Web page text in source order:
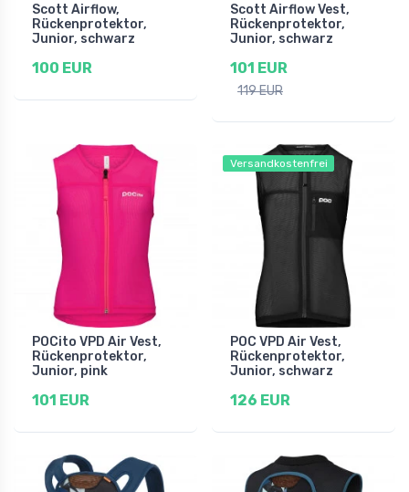
Scott Airflow,
Rückenprotektor,
Junior, schwarz
100 EUR
Scott Airflow Vest,
Rückenprotektor,
Junior, schwarz
101 EUR
119 EUR
POCito VPD Air Vest,
Rückenprotektor,
Junior, pink
101 EUR
Versandkostenfrei
POC VPD Air Vest,
Rückenprotektor,
Junior, schwarz
126 EUR